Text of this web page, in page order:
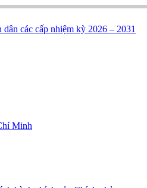
các cấp nhiệm kỳ 2026 – 2031
Minh